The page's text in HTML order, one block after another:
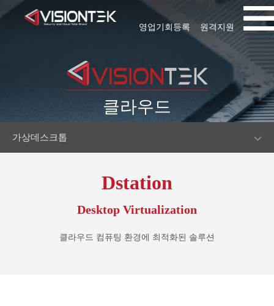
원격지원
영업기회등록
클라우드
가상데스크톱
Dstation
Desktop Virtualization
클라우드 컴퓨팅 환경에 최적화된 솔루션